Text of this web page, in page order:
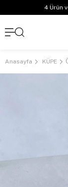
4 Ürün
Anasayfa KÜPE